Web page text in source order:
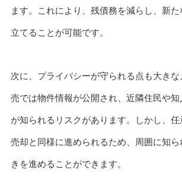
ます。これにより、残債務を減らし、新
立てることが可能です。
次に、プライバシーが守られる点も大き
売では物件情報が公開され、近隣住民や
が知られるリスクがあります。しかし、
売却と同様に進められるため、周囲に知
きを進めることができます。